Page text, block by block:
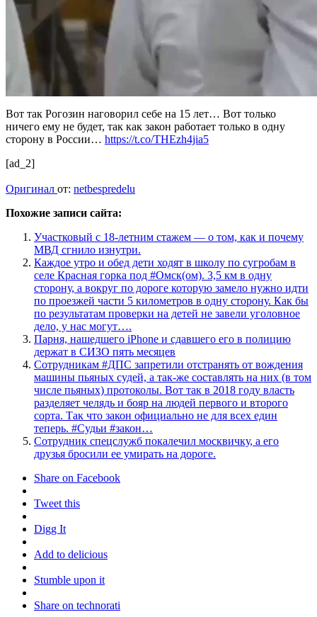
Вот так Рогозин наговорил себе на 15 лет… Вот только
ничего ему не будет, так как закон работает только в одну
сторону в России… https://t.co/THEzh4jia5
[ad_2]
Оригинал от: netbespredelu
Похожие записи сайта:
Участковый с 18-летним стажем — о том, как и почему
МВД сгнило изнутри.
Каждое утро и обед дети ходят в школу по сугробам в
селе Красная горка под #Омск(ом). 3,5 км в одну
сторону, а вокруг по дороге которую замело нужно идти
по проезжей части 5 километров в одну сторону. Как бы
по результатам проверки на детей не завели уголовное
дело, у нас могут….
Парня, нашедшего iPhone и сдавшего его в полицию
держат в СИЗО пять месяцев
Сотрудникам #ДПС запретили отстранять от вождения
машины пьяных судей, а так-же составлять на них (в том
числе пьяных) протоколы. Вот так в 2018 году власть
разделяет челядь и бояр на людей первого и второго
сорта. Так что закон официально не для всех един
теперь. #Судьи #закон…
Сотрудник спецслужб покалечил москвичку, а его
друзья бросили ее умирать на дороге.
Share on Facebook
Tweet this
Digg It
Add to delicious
Stumble upon it
Share on technorati